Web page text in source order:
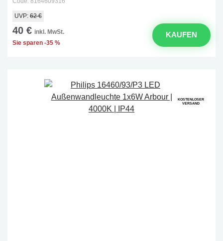
UVP: 62 €
40 € inkl. MwSt.
Sie sparen -35 %
KAUFEN
KOSTENLOSER
VERSAND